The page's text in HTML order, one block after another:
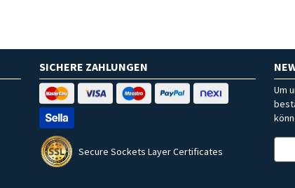
SICHERE ZAHLUNGEN
Secure Sockets Layer Certificates
Um